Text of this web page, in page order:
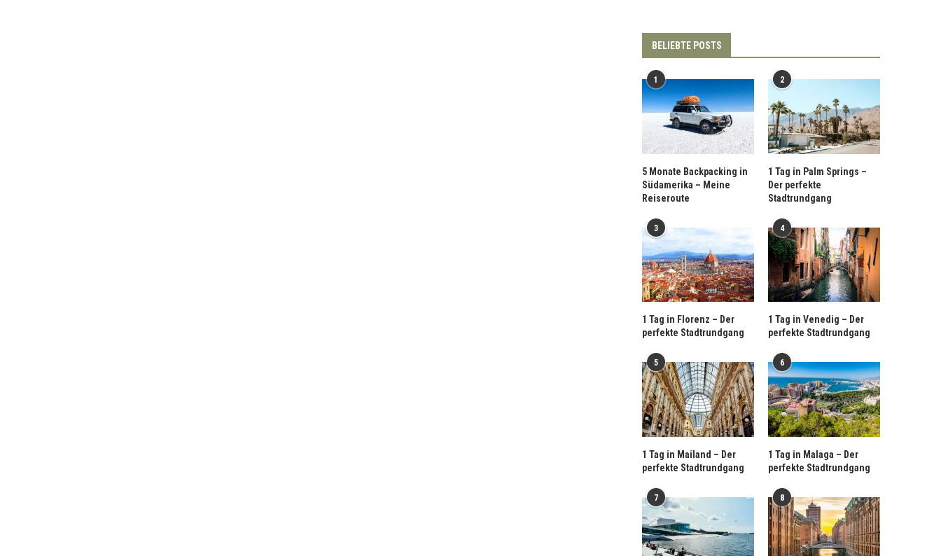
BELIEBTE POSTS
1
5 Monate Backpacking in
Südamerika – Meine
Reiseroute
2
1 Tag in Palm Springs –
Der perfekte
Stadtrundgang
3
1 Tag in Florenz – Der
perfekte Stadtrundgang
4
1 Tag in Venedig – Der
perfekte Stadtrundgang
5
1 Tag in Mailand – Der
perfekte Stadtrundgang
6
1 Tag in Malaga – Der
perfekte Stadtrundgang
7 8